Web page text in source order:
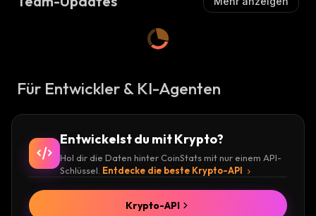
Für Entwickler & KI-Agenten
Entwickelst du mit Krypto?
Hol dir die Daten hinter CoinStats mit nur einem API-
Schlüssel. Entdecke die beste Krypto-API
Krypto-API